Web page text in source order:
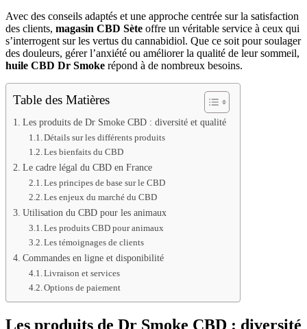
Avec des conseils adaptés et une approche centrée sur la satisfaction
des clients, magasin CBD Sète offre un véritable service à ceux qui
s’interrogent sur les vertus du cannabidiol. Que ce soit pour soulager
des douleurs, gérer l’anxiété ou améliorer la qualité de leur sommeil,
huile CBD Dr Smoke répond à de nombreux besoins.
Table des Matières
Les produits de Dr Smoke CBD : diversité et qualité
Détails sur les différents produits
Les bienfaits du CBD
Le cadre légal du CBD en France
Les principes de base sur le CBD
Les enjeux du marché du CBD
Utilisation du CBD pour les animaux
Les produits CBD pour animaux
Les témoignages de clients
Commandes en ligne et disponibilité
Livraison et services
Options de paiement
Les produits de Dr Smoke CBD : diversité